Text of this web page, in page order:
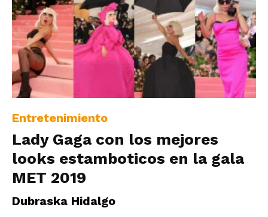
Hora
|
Entretenimiento
Lady Gaga con los mejores
looks estamboticos en la gala
MET 2019
Dubraska Hidalgo